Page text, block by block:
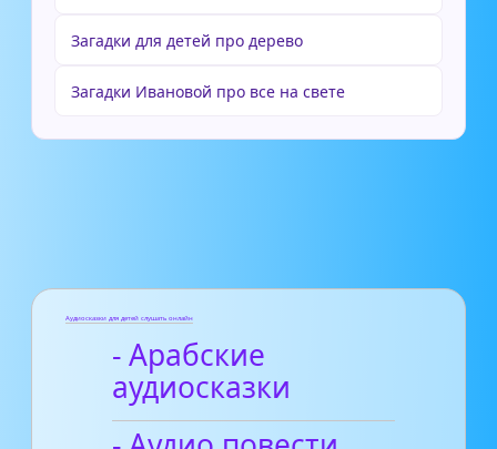
Загадки для детей про дерево
Загадки Ивановой про все на свете
Аудиосказки для детей слушать онлайн
- Арабские
аудиосказки